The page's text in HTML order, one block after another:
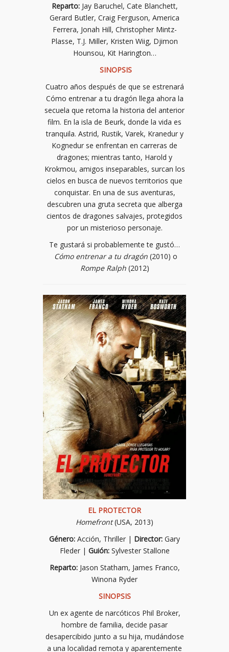
Reparto:Jay Baruchel, Cate Blanchett,
Gerard Butler, Craig Ferguson, America
Ferrera, Jonah Hill, Christopher Mintz-
Plasse, T.J. Miller, Kristen Wiig, Djimon
Hounsou, Kit Harington…
SINOPSIS
Cuatro años después de que se estrenará
Cómo entrenar a tu dragón llega ahora la
secuela que retoma la historia del anterior
film. En la isla de Beurk, donde la vida es
tranquila. Astrid, Rustik, Varek, Kranedur y
Kognedur se enfrentan en carreras de
dragones; mientras tanto, Harold y
Krokmou, amigos inseparables, surcan los
cielos en busca de nuevos territorios que
conquistar. En una de sus aventuras,
descubren una gruta secreta que alberga
cientos de dragones salvajes, protegidos
por un misterioso personaje.
Te gustará si probablemente te gustó…
Cómo entrenar a tu dragón(2010) o
Rompe Ralph(2012)
EL PROTECTOR
Homefront(USA, 2013)
Género: Acción, Thriller | Director: Gary
Fleder | Guión:Sylvester Stallone
Reparto:Jason Statham, James Franco,
Winona Ryder
SINOPSIS
Un ex agente de narcóticos Phil Broker,
hombre de familia, decide pasar
desapercibido junto a su hija, mudándose
a una localidad remota y aparentemente